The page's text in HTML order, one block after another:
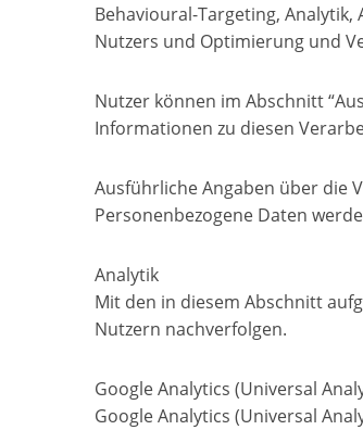
Behavioural-Targeting,
Nutzers und Optimierung und
Nutzer können im Abschnitt
Informationen zu diesen
Ausführliche Angaben über die
Personenbezogene Daten
Analytik
Mit den in diesem Abschnitt
Nutzern nachverfolgen.
Google Analytics (Universal
Google Analytics (Universal